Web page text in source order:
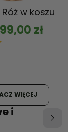
w koszu
zł
WIĘCEJ
i